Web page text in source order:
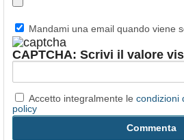
Mandami una email quando viene
CAPTCHA: Scrivi il valore
Accetto integralmente le condizioni
policy